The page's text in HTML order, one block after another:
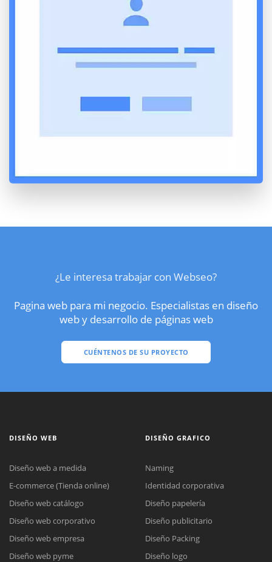
¿Le interesa trabajar con Webseo?
Pagina web para mi negocio. Especialistas en diseño
web y desarrollo de páginas web
CUÉNTENOS DE SU PROYECTO
DISEÑO WEB
Diseño web a medida
E-commerce (Tienda online)
Diseño web catálogo
Diseño web corporativo
Diseño web empresa
Diseño web pyme
DISEÑO GRAFICO
Naming
Identidad corporativa
Diseño papelería
Diseño publicitario
Diseño Packing
Diseño logo